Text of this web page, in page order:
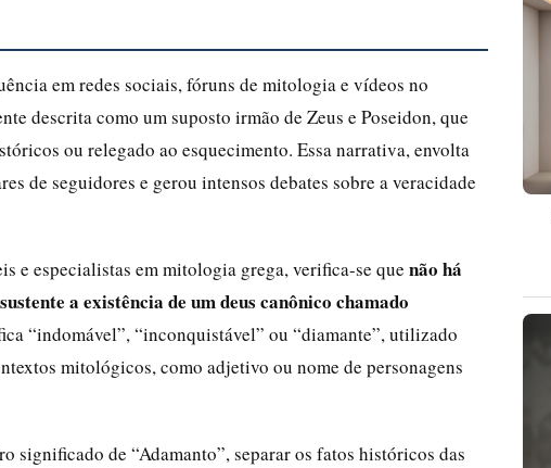
em redes sociais, fóruns de mitologia e vídeos no
descrita como um suposto irmão de Zeus e Poseidon, que
ou relegado ao esquecimento. Essa narrativa, envolta
de seguidores e gerou intensos debates sobre a veracidade
e especialistas em mitologia grega, verifica-se que não há
a existência de um deus canônico chamado
“indomável”, “inconquistável” ou “diamante”, utilizado
mitológicos, como adjetivo ou nome de personagens
significado de “Adamanto”, separar os fatos históricos das